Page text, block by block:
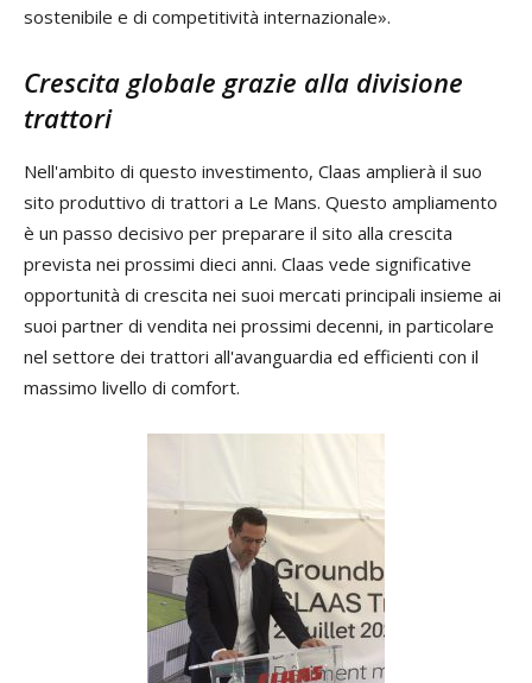
sostenibile e di competitività internazionale».
Crescita globale grazie alla divisione
trattori
Nell'ambito di questo investimento, Claas amplierà il suo
sito produttivo di trattori a Le Mans. Questo ampliamento
è un passo decisivo per preparare il sito alla crescita
prevista nei prossimi dieci anni. Claas vede significative
opportunità di crescita nei suoi mercati principali insieme ai
suoi partner di vendita nei prossimi decenni, in particolare
nel settore dei trattori all'avanguardia ed efficienti con il
massimo livello di comfort.